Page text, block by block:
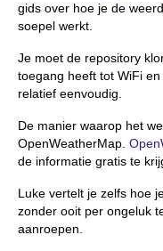
gids over hoe je de
soepel werkt.
Je moet de repository
toegang heeft tot WiFi
relatief eenvoudig.
De manier waarop het
OpenWeatherMap.
de informatie gratis te
Luke vertelt je zelfs hoe
zonder ooit per ongeluk
aanroepen.